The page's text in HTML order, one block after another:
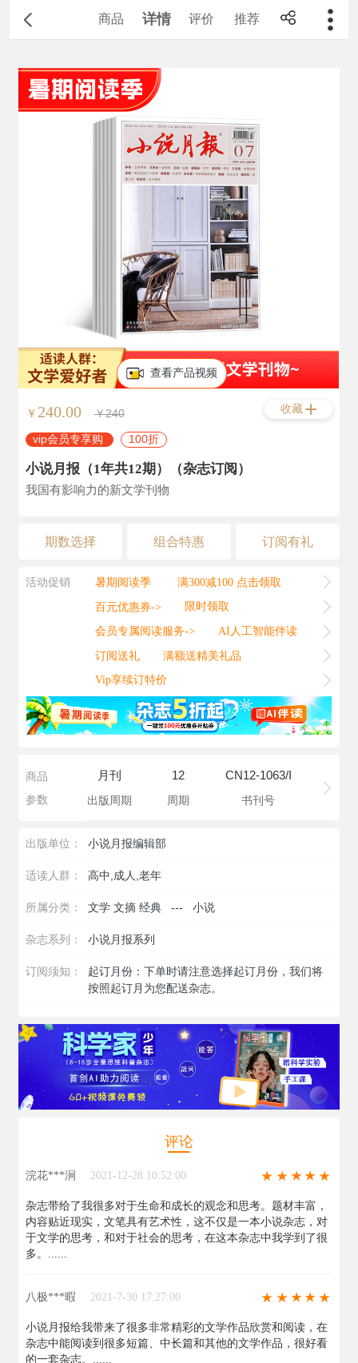
商品 详情 评价 推荐
查看产品视频
￥ 240.00 ￥240 收藏
vip会员专享购 100折
小说月报（1年共12期）（杂志订阅）
我国有影响力的新文学刊物
期数选择 组合特惠 订阅有礼
活动促销 暑期阅读季
满300减100 点击领取
百元优惠券->
限时领取
会员专属阅读服务->
AI人工智能伴读
订阅送礼
满额送精美礼品
Vip享续订特价
商品
参数
月刊
出版周期
12
周期
CN12-1063/I
书刊号
出版单位： 小说月报编辑部
适读人群： 高中,成人,老年
所属分类： 文学 文摘 经典 ---小说
杂志系列： 小说月报系列
订阅须知：
起订月份：下单时请注意选择起订月份，我们将
按照起订月为您配送杂志。
评论
浣花***涧 2021-12-28 10:52:00
杂志带给了我很多对于生命和成长的观念和思考。题材丰富，
内容贴近现实，文笔具有艺术性，这不仅是一本小说杂志，对
于文学的思考，和对于社会的思考，在这本杂志中我学到了很
多。......
八极***暇 2021-7-30 17:27:00
小说月报给我带来了很多非常精彩的文学作品欣赏和阅读，在
杂志中能阅读到很多短篇、中长篇和其他的文学作品，很好看
的一套杂志。......